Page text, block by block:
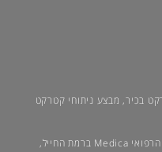
בכיר, מבצע ניתוחי קטרקט
כמו כן, מבצע ניתוחי קטרקט בלייזר במרכז הרפואי Medica ברמת החייל,